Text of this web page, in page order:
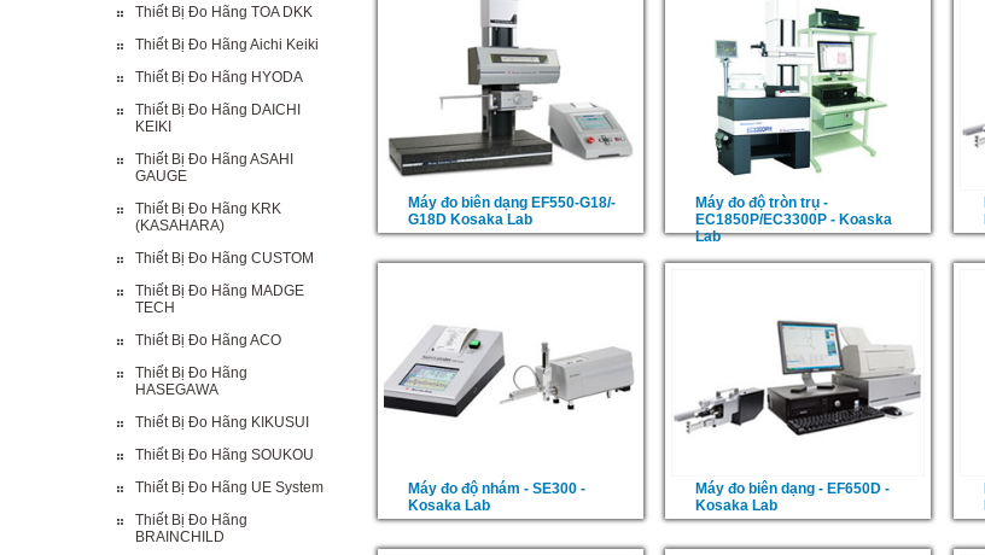
Thiết Bị Đo Hãng TOA DKK
Thiết Bị Đo Hãng Aichi Keiki
Thiết Bị Đo Hãng HYODA
Thiết Bị Đo Hãng DAICHI
KEIKI
Thiết Bị Đo Hãng ASAHI
GAUGE
Thiết Bị Đo Hãng KRK
(KASAHARA)
Thiết Bị Đo Hãng CUSTOM
Thiết Bị Đo Hãng MADGE
TECH
Thiết Bị Đo Hãng ACO
Thiết Bị Đo Hãng
HASEGAWA
Thiết Bị Đo Hãng KIKUSUI
Thiết Bị Đo Hãng SOUKOU
Thiết Bị Đo Hãng UE System
Thiết Bị Đo Hãng
BRAINCHILD
Máy đo biên dạng EF550-G18/-
G18D Kosaka Lab
Máy đo độ tròn trụ -
EC1850P/EC3300P - Koaska
Lab
Máy đo độ nhám - SE300 -
Kosaka Lab
Máy đo biên dạng - EF650D -
Kosaka Lab